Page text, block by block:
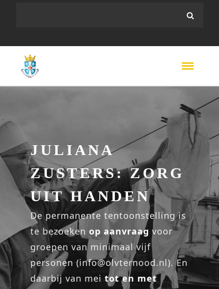
JULIANA
ZUSTERS: ZORG
UIT HANDEN
De permanente tentoonstelling is
te bezoekenop aanvraag voor
groepen van minimaal vijf
personen (info@olvternood.nl). En
daarbij van mei tot en met